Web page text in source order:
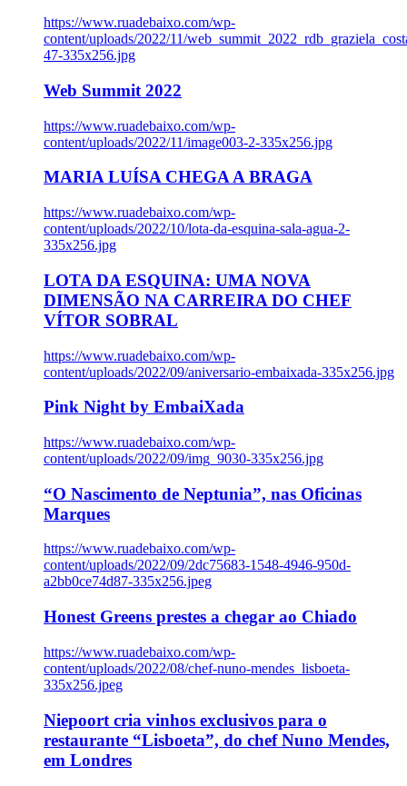
https://www.ruadebaixo.com/wp-
content/uploads/2022/11/
47-335x256.jpg
Web Summit 2022
https://www.ruadebaixo.com/wp-
content/uploads/2022/11/image003-2-335x256.jpg
MARIA LUÍSA CHEGA A BRAGA
https://www.ruadebaixo.com/wp-
content/uploads/2022/10/lota-da-esquina-sala-agua-2-
335x256.jpg
LOTA DA ESQUINA: UMA NOVA
DIMENSÃO NA CARREIRA DO CHEF
VÍTOR SOBRAL
https://www.ruadebaixo.com/wp-
content/uploads/2022/09/aniversario-embaixada-335x256.jpg
Pink Night by EmbaiXada
https://www.ruadebaixo.com/wp-
content/uploads/2022/09/img_9030-335x256.jpg
“O Nascimento de Neptunia”, nas Oficinas
Marques
https://www.ruadebaixo.com/wp-
content/uploads/2022/09/2dc75683-1548-4946-950d-
a2bb0ce74d87-335x256.jpeg
Honest Greens prestes a chegar ao Chiado
https://www.ruadebaixo.com/wp-
content/uploads/2022/08/chef-nuno-mendes_lisboeta-
335x256.jpeg
Niepoort cria vinhos exclusivos para o
restaurante “Lisboeta”, do chef Nuno Mendes,
em Londres